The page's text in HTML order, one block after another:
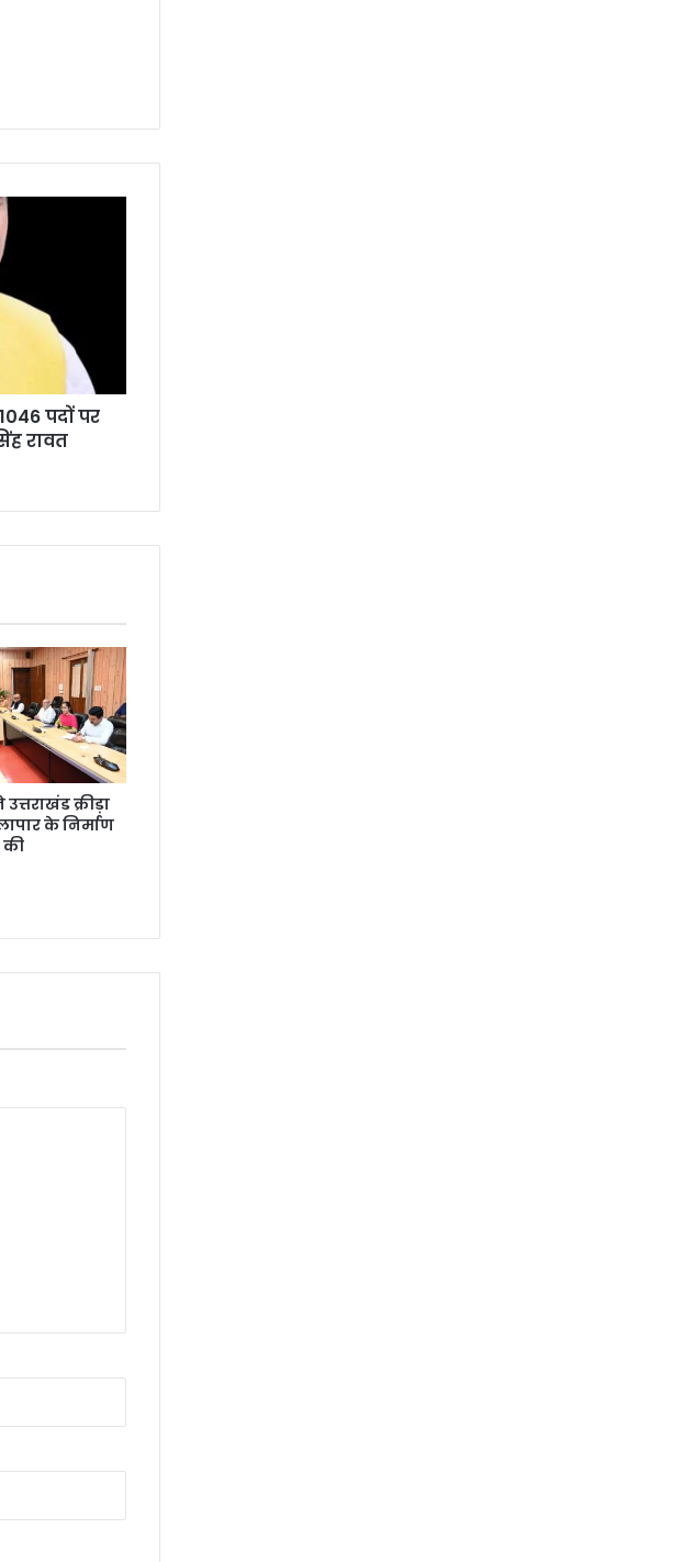
पदों पर
रावत
क्रीड़ा
के निर्माण
की